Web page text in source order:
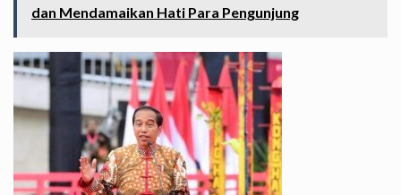
dan Mendamaikan Hati Para Pengunjung